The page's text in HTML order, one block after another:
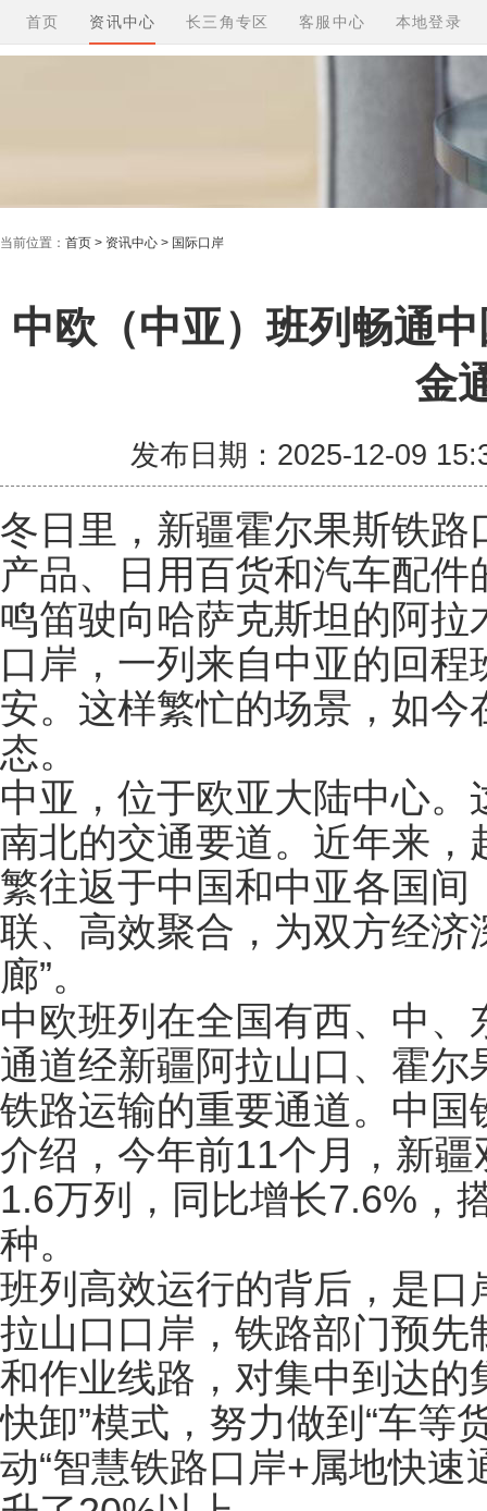
首页 资讯中心 长三角专区 客服中心 本地登录
当前位置： 首页 > 资讯中心 > 国际口岸
中欧（中亚）班列畅通
金
发布日期：2025-12-09
冬日里，新疆霍尔果斯铁
产品、日用百货和汽车配
鸣笛驶向哈萨克斯坦的阿
口岸，一列来自中亚的回
安。这样繁忙的场景，如
态。
中亚，位于欧亚大陆中心
南北的交通要道。近年来
繁往返于中国和中亚各国
联、高效聚合，为双方经济
廊”。
中欧班列在全国有西、中
通道经新疆阿拉山口、霍
铁路运输的重要通道。中
介绍，今年前11个月，新
1.6万列，同比增长7.6%，
种。
班列高效运行的背后，是
拉山口口岸，铁路部门预
和作业线路，对集中到达的
快卸”模式，努力做到“车等
动“智慧铁路口岸+属地快速